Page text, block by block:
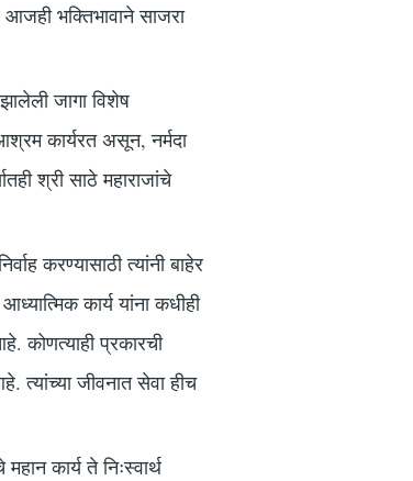
भक्तिभावाने साजरा
जागा विशेष
आश्रम कार्यरत असून, नर्मदा
श्री साठे महाराजांचे
करण्यासाठी त्यांनी बाहेर
कार्य यांना कधीही
कोणत्याही प्रकारची
त्यांच्या जीवनात सेवा हीच
कार्य ते निःस्वार्थ